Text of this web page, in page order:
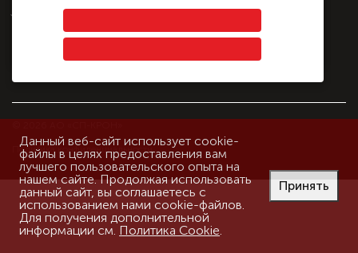
Политика конфиденциальности
Данный веб-сайт использует cookie-
файлы в целях предоставления вам
лучшего пользовательского опыта на
нашем сайте. Продолжая использовать
данный сайт, вы соглашаетесь с
использованием нами cookie-файлов.
Для получения дополнительной
информации см. Политика Cookie.
Принять